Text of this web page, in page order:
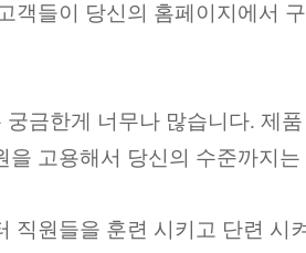
객들이 당신의 홈페이지에서
금한게 너무나 많습니다. 제
을 고용해서 당신의 수준까지
직원들을 훈련 시키고 단련